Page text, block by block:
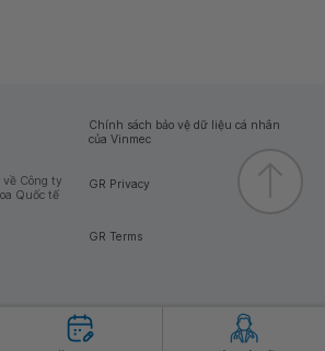
Công ty
Quốc tế
Chính sách bảo vệ dữ liệu cá nhân
của Vinmec
GR Privacy
GR Terms